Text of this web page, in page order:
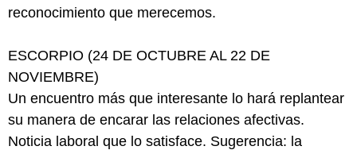
reconocimiento que merecemos.
ESCORPIO (24 DE OCTUBRE AL 22 DE
NOVIEMBRE)
Un encuentro más que interesante lo hará replantear
su manera de encarar las relaciones afectivas.
Noticia laboral que lo satisface. Sugerencia: la